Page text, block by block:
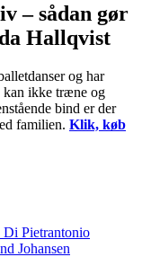
– sådan gør
Hallqvist
og har
kan ikke træne og
bind er der
familien. Klik, køb
Di Pietrantonio
Johansen